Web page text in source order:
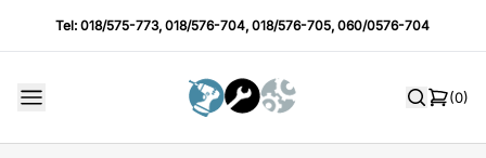
Tel:018/575-773,018/576-704,018/576-705,060/0576-704
(0)